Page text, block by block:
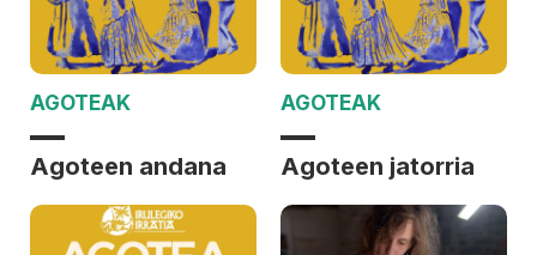
AGOTEAK
Agoteen andana
AGOTEAK
Agoteen jatorria